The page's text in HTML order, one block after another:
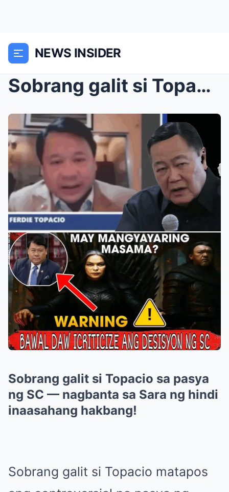
NEWS INSIDER
Sobrang galit si Topacio sa pasya ng SC — nagbanta...
Sobrang galit si Topacio sa pasya
ng SC — nagbanta sa Sara ng hindi
inaasahang hakbang!
Sobrang galit si Topacio matapos